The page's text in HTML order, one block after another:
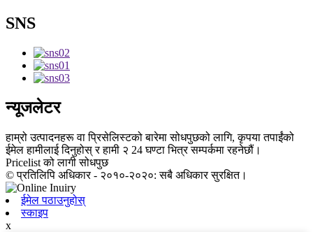
SNS
न्यूजलेटर
हाम्रो उत्पादनहरू वा प्रिसेलिस्टको बारेमा सोधपुछको लागि, कृपया तपाईंको
ईमेल हामीलाई दिनुहोस् र हामी २ 24 घण्टा भित्र सम्पर्कमा रहनेछौं।
Pricelist को लागी सोधपुछ
© प्रतिलिपि अधिकार - २०१०-२०२०: सबै अधिकार सुरक्षित।
ईमेल पठाउनुहोस्
स्काइप
x